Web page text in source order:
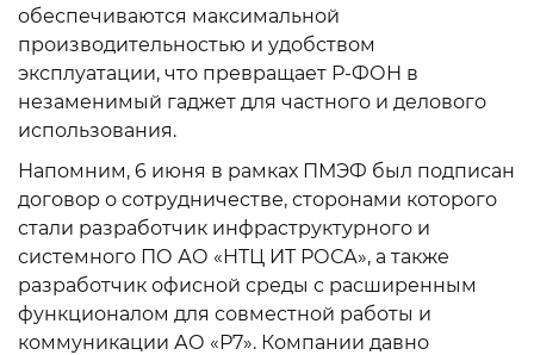
обеспечиваются максимальной
производительностью и удобством
эксплуатации, что превращает Р-ФОН в
незаменимый гаджет для частного и делового
использования.
Напомним, 6 июня в рамках ПМЭФ был подписан
договор о сотрудничестве, сторонами которого
стали разработчик инфраструктурного и
системного ПО АО «НТЦ ИТ РОСА», а также
разработчик офисной среды с расширенным
функционалом для совместной работы и
коммуникации АО «Р7». Компании давно